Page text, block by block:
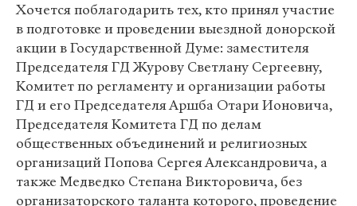
Хочется поблагодарить тех, кто принял участие
в подготовке и проведении выездной донорской
акции в Государственной Думе: заместителя
Председателя ГД Журову Светлану Сергеевну,
Комитет по регламенту и организации работы
ГД и его Председателя Аршба Отари Ионовича,
Председателя Комитета ГД по делам
общественных объединений и религиозных
организаций Попова Сергея Александровича, а
также Медведко Степана Викторовича, без
организаторского таланта которого, проведение